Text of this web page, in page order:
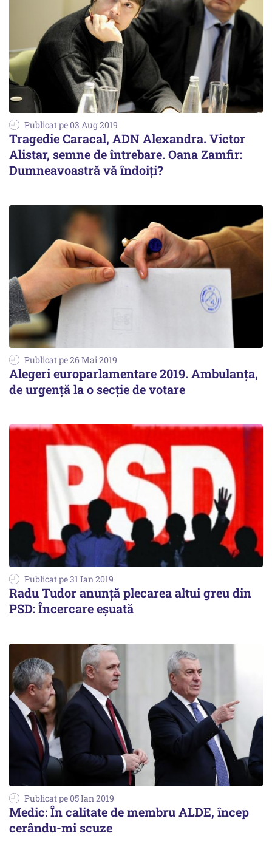
Publicat pe 03 Aug 2019
Tragedie Caracal, ADN Alexandra. Victor
Alistar, semne de întrebare. Oana Zamfir:
Dumneavoastră vă îndoiți?
Publicat pe 26 Mai 2019
Alegeri europarlamentare 2019. Ambulanța,
de urgență la o secție de votare
Publicat pe 31 Ian 2019
Radu Tudor anunță plecarea altui greu din
PSD: Încercare eșuată
Publicat pe 05 Ian 2019
Medic: În calitate de membru ALDE, încep
cerându-mi scuze